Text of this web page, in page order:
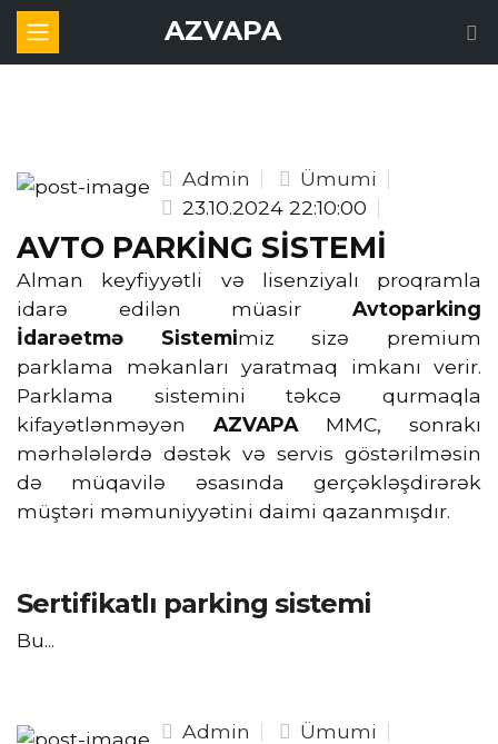
AZVAPA
Admin
Ümumi
23.10.2024 22:10:00
AVTO PARKİNG SİSTEMİ
Alman keyfiyyətli və lisenziyalı proqramla
idarə edilən müasir Avtoparking
İdarəetmə
Sistemimiz sizə premium
parklama məkanları yaratmaq imkanı verir.
Parklama sistemini təkcə qurmaqla
kifayətlənməyən AZVAPA MMC, sonrakı
mərhələlərdə dəstək və servis göstərilməsin
də müqavilə əsasında gerçəkləşdirərək
müştəri məmuniyyətini daimi qazanmışdır.
Sertifikatlı parking sistemi
Bu...
Admin
Ümumi